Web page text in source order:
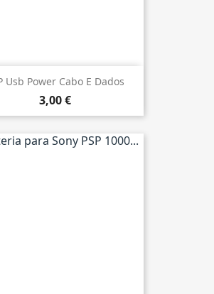
Usb Power Cabo E Dados
3,00 €